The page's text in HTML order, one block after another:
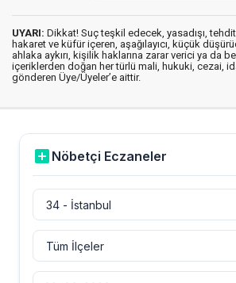
UYARI: Dikkat! Suç teşkil edecek, yasadışı,
hakaret ve küfür içeren, aşağılayıcı, küçük
ahlaka aykırı, kişilik haklarına zarar verici ya da
içeriklerden doğan her türlü mali, hukuki, cezai,
gönderen Üye/Üyeler’e aittir.